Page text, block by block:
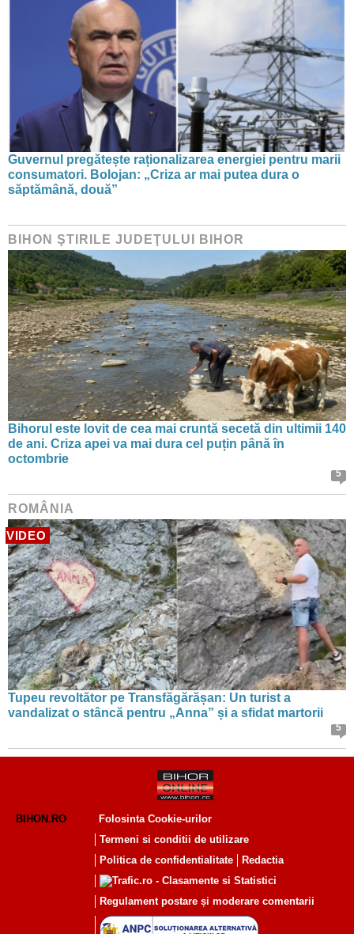
Guvernul pregătește raționalizarea energiei pentru marii
consumatori. Bolojan: „Criza ar mai putea dura o
săptămână, două”
BIHON ŞTIRILE JUDEŢULUI BIHOR
Bihorul este lovit de cea mai cruntă secetă din ultimii 140
de ani. Criza apei va mai dura cel puțin până în
octombrie
5
ROMÂNIA
VIDEO
Tupeu revoltător pe Transfăgărășan: Un turist a
vandalizat o stâncă pentru „Anna” și a sfidat martorii
5
BIHON.RO
Folosinta Cookie-urilor
Termeni si conditii de utilizare
Politica de confidentialitate
Redactia
Regulament postare și moderare comentarii